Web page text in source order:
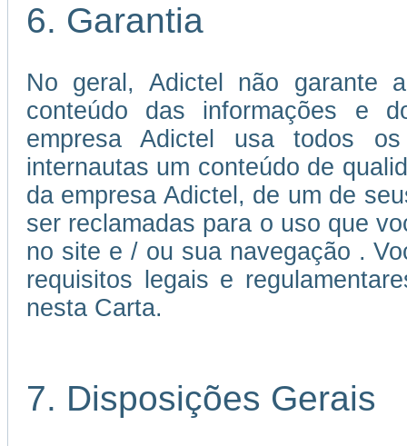
6. Garantia
No geral, Adictel não garante
conteúdo das informações e
empresa Adictel usa todos
internautas um conteúdo de
da empresa Adictel, de um de
ser reclamadas para o uso que
no site e / ou sua navegação .
requisitos legais e
nesta Carta.
7. Disposições Gerais